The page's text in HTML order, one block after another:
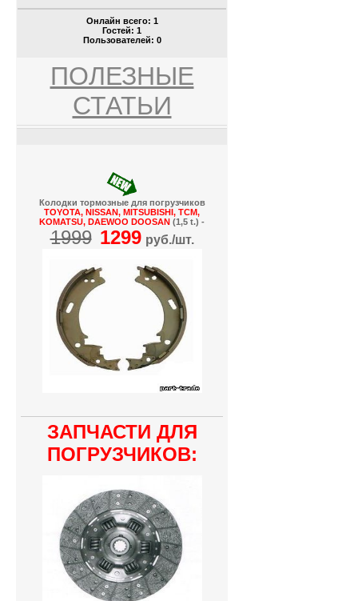
Онлайн всего: 1
Гостей: 1
Пользователей: 0
ПОЛЕЗНЫЕ
СТАТЬИ
Колодки тормозные для погрузчиков
TOYOTA, NISSAN, MITSUBISHI, TCM,
KOMATSU, DAEWOO DOOSAN (1,5 t.) -
1999 1299 руб./шт.
ЗАПЧАСТИ ДЛЯ
ПОГРУЗЧИКОВ: